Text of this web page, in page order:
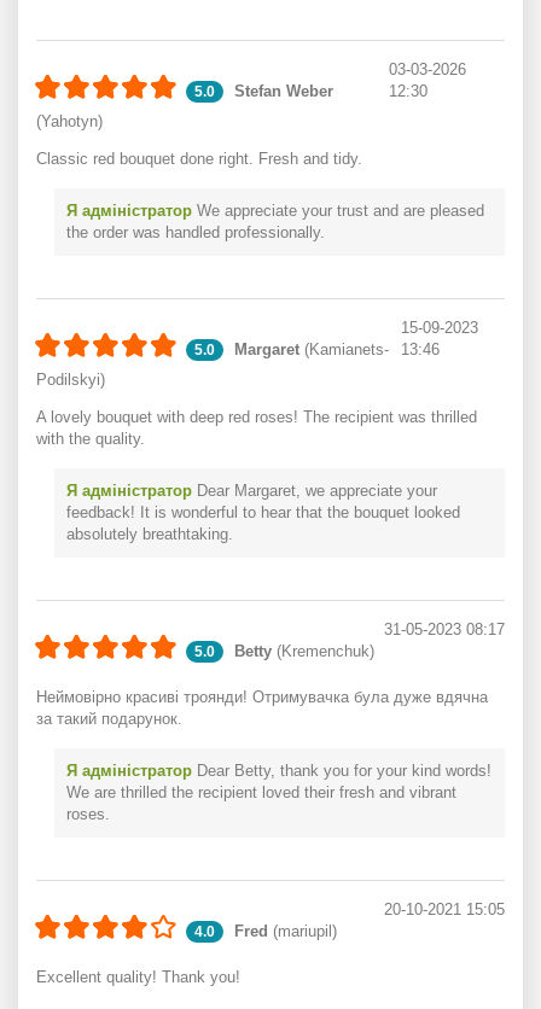
5.0
Stefan Weber
(Yahotyn)
03-03-2026
12:30
Classic red bouquet done right. Fresh and tidy.
Я адміністратор We appreciate your trust and are pleased
the order was handled professionally.
5.0 Margaret (Kamianets-
Podilskyi)
15-09-2023
13:46
A lovely bouquet with deep red roses! The recipient was thrilled
with the quality.
Я адміністратор Dear Margaret, we appreciate your
feedback! It is wonderful to hear that the bouquet looked
absolutely breathtaking.
5.0 Betty (Kremenchuk)
31-05-2023 08:17
Неймовірно красиві троянди! Отримувачка була дуже вдячна
за такий подарунок.
Я адміністратор Dear Betty, thank you for your kind words!
We are thrilled the recipient loved their fresh and vibrant
roses.
4.0 Fred (mariupil)
20-10-2021 15:05
Excellent quality! Thank you!